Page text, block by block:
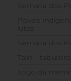
Semana dos
Povos
lutas
Semana dos
Talin –
Jogo da